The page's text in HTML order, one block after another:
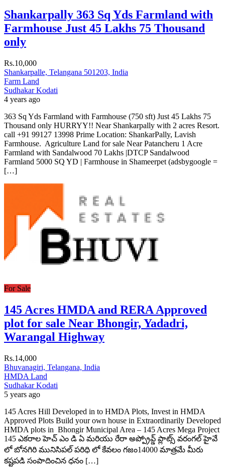
Shankarpally 363 Sq Yds Farmland with
Farmhouse Just 45 Lakhs 75 Thousand
only
Rs.10,000
Shankarpalle, Telangana 501203, India
Farm Land
Sudhakar Kodati
4 years ago
363 Sq Yds Farmland with Farmhouse (750 sft) Just 45 Lakhs 75
Thousand only HURRYY!! Near Shankarpally with 2 acres Resort.
call +91 99127 13998 Prime Location: ShankarPally, Lavish
Farmhouse. Agriculture Land for sale Near Patancheru 1 Acre
Farmland with Sandalwood 70 Lakhs |DTCP Sandalwood
Farmland 5000 SQ YD | Farmhouse in Shameerpet (adsbygoogle =
[…]
For Sale
145 Acres HMDA and RERA Approved
plot for sale Near Bhongir, Yadadri,
Warangal Highway
Rs.14,000
Bhuvanagiri, Telangana, India
HMDA Land
Sudhakar Kodati
5 years ago
145 Acres Hill Developed in to HMDA Plots, Invest in HMDA
Approved Plots Build your own house in Extraordinarily Developed
HMDA plots in Bhongir Municipal Area – 145 Acres Mega Project
145 ఎకరాల హెచ్ ఎం డి ఏ మరియు రేరా అప్ప్రోవ్డ్ ప్లాట్స్ వరంగల్ హైవే
లో బోనగిరి మునిసిపల్ పరిధి లో కేవలం గజం14000 మాత్రమే మీరు
కష్టపడి సంపాదించిన ధనం […]